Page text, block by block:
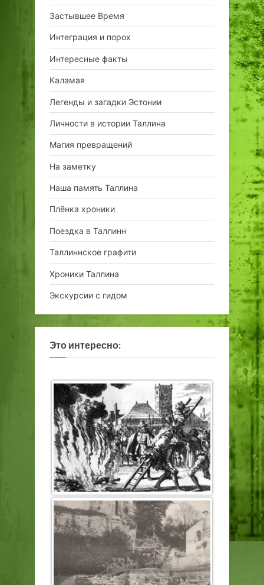
Застывшее Время
Интеграция и порох
Интересные факты
Каламая
Легенды и загадки Эстонии
Личности в истории Таллина
Магия превращений
На заметку
Наша память Таллина
Плёнка хроники
Поездка в Таллинн
Таллиннское графити
Хроники Таллина
Экскурсии с гидом
Это интересно: